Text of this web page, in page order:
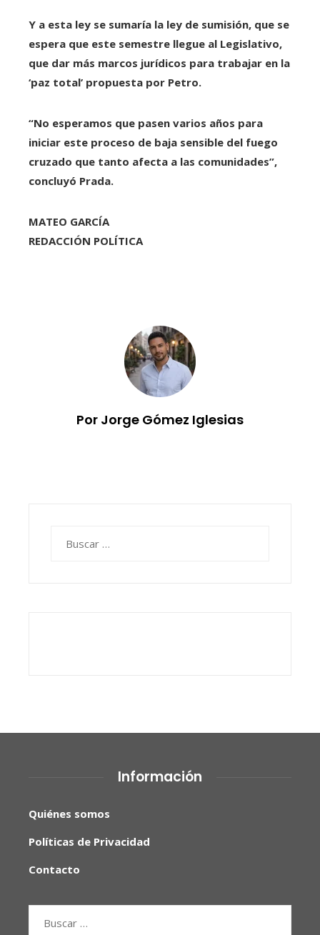
Y a esta ley se sumaría la ley de sumisión, que se
espera que este semestre llegue al Legislativo,
que dar más marcos jurídicos para trabajar en la
‘paz total’ propuesta por Petro.
“No esperamos que pasen varios años para
iniciar este proceso de baja sensible del fuego
cruzado que tanto afecta a las comunidades”,
concluyó Prada.
MATEO GARCÍA
REDACCIÓN POLÍTICA
Por Jorge Gómez Iglesias
Información
Quiénes somos
Políticas de Privacidad
Contacto